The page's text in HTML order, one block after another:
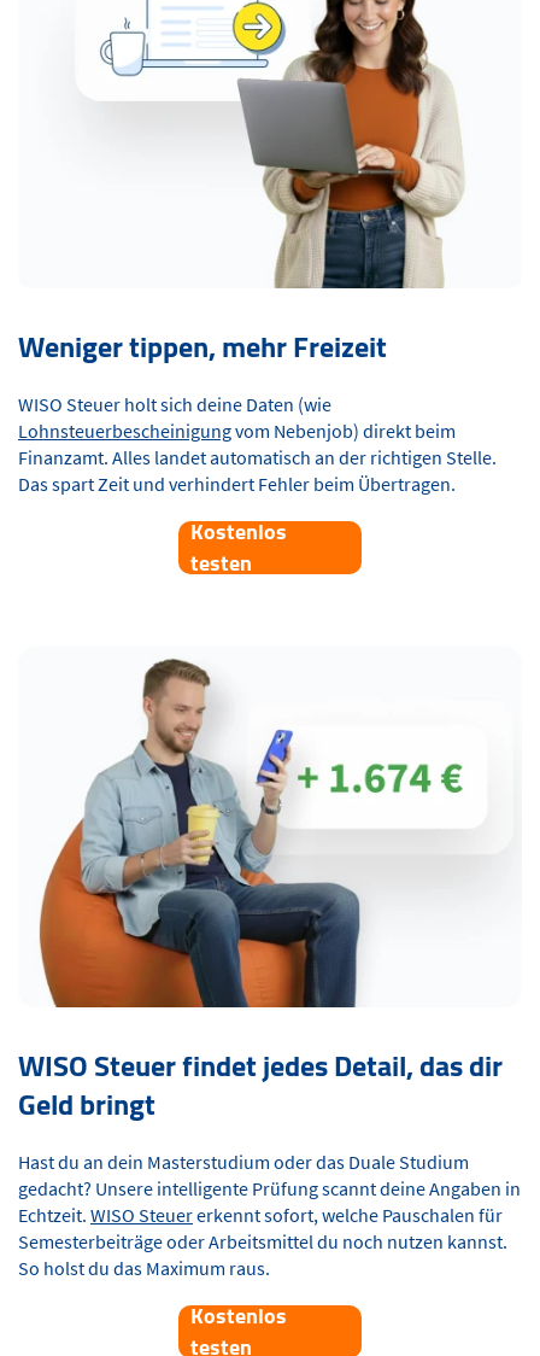
Weniger tippen, mehr Freizeit
WISO Steuer holt sich deine Daten (wie
Lohnsteuerbescheinigungvom Nebenjob) direkt beim
Finanzamt. Alles landet automatisch an der richtigen Stelle.
Das spart Zeit und verhindert Fehler beim Übertragen.
Kostenlos
testen
WISO Steuer findet jedes Detail, das dir
Geld bringt
Hast du an dein Masterstudium oder das Duale Studium
gedacht? Unsere intelligente Prüfung scannt deine Angaben in
Echtzeit. WISO Steuererkennt sofort, welche Pauschalen für
Semesterbeiträge oder Arbeitsmittel du noch nutzen kannst.
So holst du das Maximum raus.
Kostenlos
testen